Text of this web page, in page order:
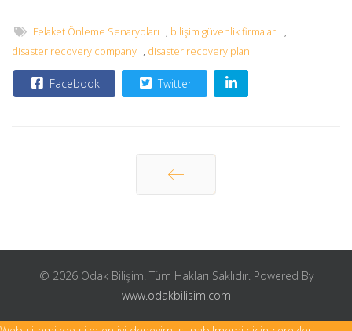
Felaket Önleme Senaryoları , bilişim güvenlik firmaları ,
disaster recovery company , disaster recovery plan
Facebook Twitter
© 2026 Odak Bilişim. Tüm Hakları Saklıdır. Powered By
www.odakbilisim.com